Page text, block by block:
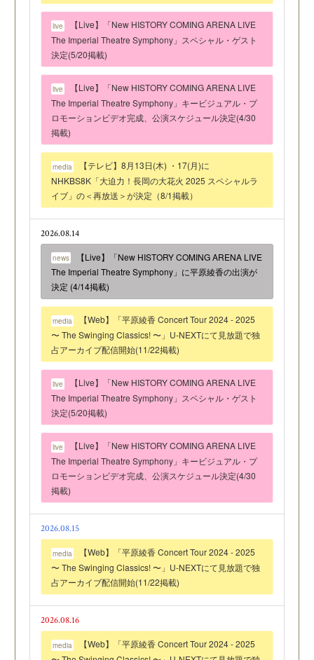
live
【Live】「New HISTORY COMING ARENA LIVE
The Imperial Theatre Symphony」スペシャル・ゲスト
決定(5/20掲載)
live
【Live】「New HISTORY COMING ARENA LIVE
The Imperial Theatre Symphony」キービジュアル・プ
ロモーションビデオ完成、公演スケジュール決定(4/30
掲載)
media
【テレビ】8月13日(木) ・17(月)に
NHKBS8K「大迫力！長岡の大花火 2025 スペシャルラ
イブ」の＜再放送＞が決定（8/1掲載）
2026.08.14
news
【Live】「New HISTORY COMING ARENA LIVE
The Imperial Theatre Symphony」に平原綾香の出演が
決定 (4/14掲載)
media
【Web】「平原綾香 Concert Tour 2024 - 2025
〜 The Swinging Classics! 〜」U-NEXTにて見放題で独
占アーカイブ配信開始(11/22掲載)
live
【Live】「New HISTORY COMING ARENA LIVE
The Imperial Theatre Symphony」スペシャル・ゲスト
決定(5/20掲載)
live
【Live】「New HISTORY COMING ARENA LIVE
The Imperial Theatre Symphony」キービジュアル・プ
ロモーションビデオ完成、公演スケジュール決定(4/30
掲載)
2026.08.15
media
【Web】「平原綾香 Concert Tour 2024 - 2025
〜 The Swinging Classics! 〜」U-NEXTにて見放題で独
占アーカイブ配信開始(11/22掲載)
2026.08.16
media
【Web】「平原綾香 Concert Tour 2024 - 2025